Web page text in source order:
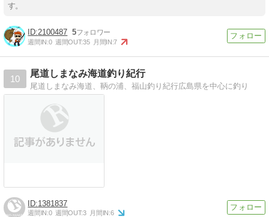
す。
2100487 5
週間IN:0 週間OUT:35 月間IN:7
10
尾道しまなみ海道釣り紀行
尾道しまなみ海道、鞆の浦、福山釣り紀行広島県を中心に釣り
1381837
週間IN:0 週間OUT:3 月間IN:6